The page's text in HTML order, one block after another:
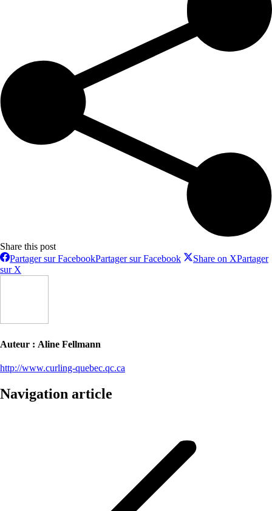
Share this post
Partager sur FacebookPartager sur Facebook Share on XPartager
sur X
Auteur : Aline Fellmann
http://www.curling-quebec.qc.ca
Navigation article